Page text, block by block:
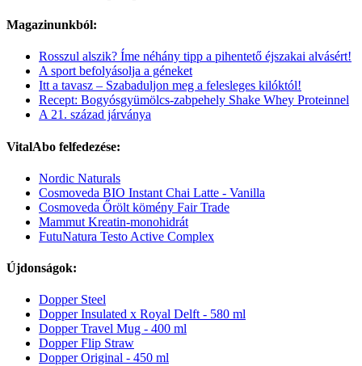
Magazinunkból:
Rosszul alszik? Íme néhány tipp a pihentető éjszakai alvásért!
A sport befolyásolja a géneket
Itt a tavasz – Szabaduljon meg a felesleges kilóktól!
Recept: Bogyósgyümölcs-zabpehely Shake Whey Proteinnel
A 21. század járványa
VitalAbo felfedezése:
Nordic Naturals
Cosmoveda BIO Instant Chai Latte - Vanilla
Cosmoveda Őrölt kömény Fair Trade
Mammut Kreatin-monohidrát
FutuNatura Testo Active Complex
Újdonságok:
Dopper Steel
Dopper Insulated x Royal Delft - 580 ml
Dopper Travel Mug - 400 ml
Dopper Flip Straw
Dopper Original - 450 ml